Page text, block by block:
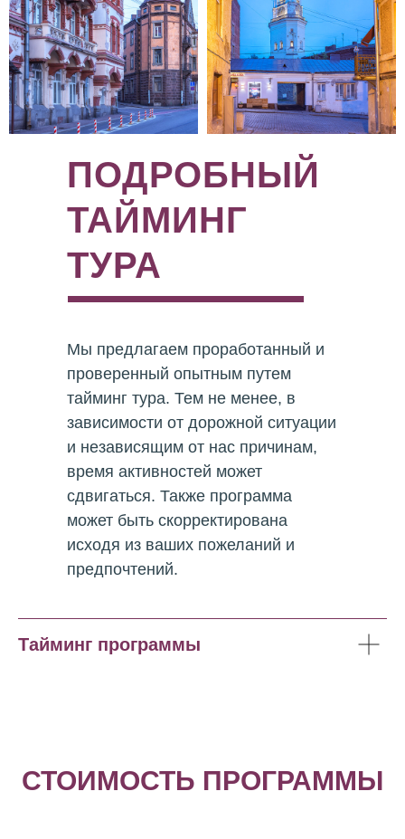
ПОДРОБНЫЙ
ТАЙМИНГ
ТУРА
Мы предлагаем проработанный и
проверенный опытным путем
тайминг тура. Тем не менее, в
зависимости от дорожной ситуации
и независящим от нас причинам,
время активностей может
сдвигаться. Также программа
может быть скорректирована
исходя из ваших пожеланий и
предпочтений.
Тайминг программы
СТОИМОСТЬ ПРОГРАММЫ